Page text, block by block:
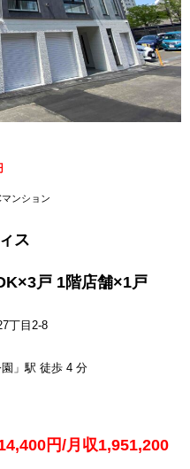
ンション
ス
戸 1階店舗×1戸
丁目2-8
」駅 徒歩 4 分
円/月収1,951,200